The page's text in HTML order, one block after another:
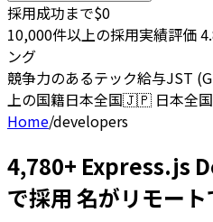
採用成功まで$0
10,000件以上の採用実績評価
ング
競争力のあるテック給与JST
上の国籍日本全国🇯🇵 日本全
Home/developers
4,780+ Express.js
で採用 名がリモート